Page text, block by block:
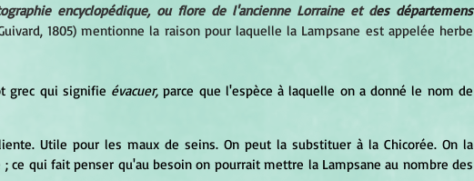
encyclopédique, ou flore de l'ancienne Lorraine et des départemens
1805) mentionne la raison pour laquelle la Lampsane est appelée herbe
grec qui signifie évacuer, parce que l'espèce à laquelle on a donné le nom de
ce qui fait penser qu'au besoin on pourrait mettre la Lampsane au nombre des